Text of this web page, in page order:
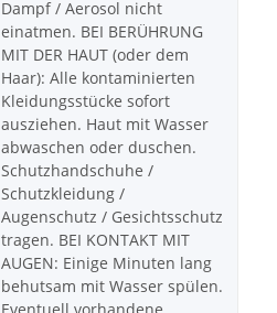
Dampf / Aerosol nicht
einatmen. BEI BERÜHRUNG
MIT DER HAUT (oder dem
Haar): Alle kontaminierten
Kleidungsstücke sofort
ausziehen. Haut mit Wasser
abwaschen oder duschen.
Schutzhandschuhe /
Schutzkleidung /
Augenschutz / Gesichtsschutz
tragen. BEI KONTAKT MIT
AUGEN: Einige Minuten lang
behutsam mit Wasser spülen.
Eventuell vorhandene